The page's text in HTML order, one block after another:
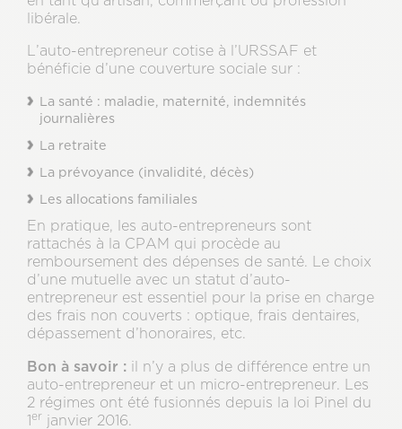
libérale.
L’auto-entrepreneur cotise à l’URSSAF et
bénéficie d’une couverture sociale sur :
La santé : maladie, maternité, indemnités
journalières
La retraite
La prévoyance (invalidité, décès)
Les allocations familiales
En pratique, les auto-entrepreneurs sont
rattachés à la CPAM qui procède au
remboursement des dépenses de santé. Le choix
d’une mutuelle avec un statut d’auto-
entrepreneur est essentiel pour la prise en charge
des frais non couverts : optique, frais dentaires,
dépassement d’honoraires, etc.
Bon à savoir : il n’y a plus de différence entre un
auto-entrepreneur et un micro-entrepreneur. Les
2 régimes ont été fusionnés depuis la loi Pinel du
1er janvier 2016.